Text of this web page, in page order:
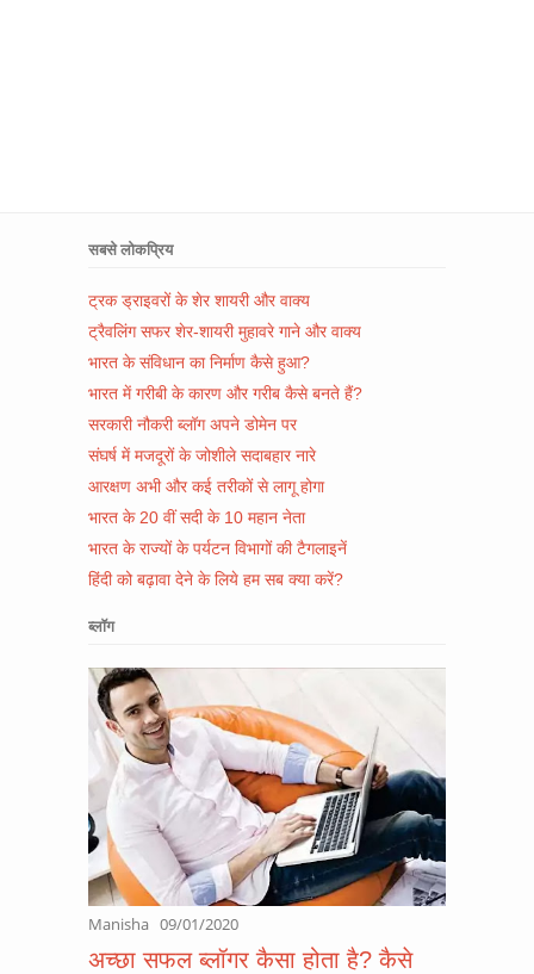
सबसे लोकप्रिय
ट्रक ड्राइवरों के शेर शायरी और वाक्य
ट्रैवलिंग सफर शेर-शायरी मुहावरे गाने और वाक्य
भारत के संविधान का निर्माण कैसे हुआ?
भारत में गरीबी के कारण और गरीब कैसे बनते हैं?
सरकारी नौकरी ब्लॉग अपने डोमेन पर
संघर्ष में मजदूरों के जोशीले सदाबहार नारे
आरक्षण अभी और कई तरीकों से लागू होगा
भारत के 20 वीं सदी के 10 महान नेता
भारत के राज्यों के पर्यटन विभागों की टैगलाइनें
हिंदी को बढ़ावा देने के लिये हम सब क्या करें?
ब्लॉग
Manisha 09/01/2020
अच्छा सफल ब्लॉगर कैसा होता है? कैसे